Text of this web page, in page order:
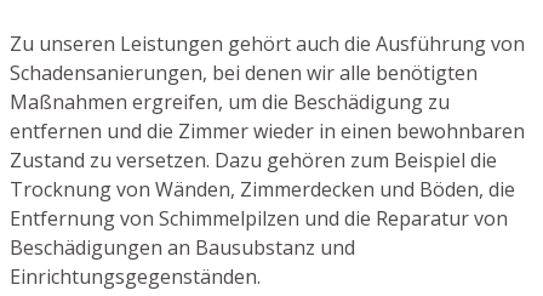
Zu unseren Leistungen gehört auch die Ausführung von
Schadensanierungen, bei denen wir alle benötigten
Maßnahmen ergreifen, um die Beschädigung zu
entfernen und die Zimmer wieder in einen bewohnbaren
Zustand zu versetzen. Dazu gehören zum Beispiel die
Trocknung von Wänden, Zimmerdecken und Böden, die
Entfernung von Schimmelpilzen und die Reparatur von
Beschädigungen an Bausubstanz und
Einrichtungsgegenständen.